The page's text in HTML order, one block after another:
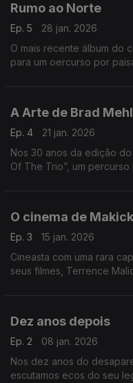
Rumo ao Norte
Ep. 5
28 jan. 2026
O mais recente álbum do
para um oercurso por
A Arte de Brad
Ep. 4
21 jan. 2026
Nos 30 anos da edição
Of The Trio”, um
O cinema de Makick
Ep. 3
15 jan. 2026
Cineasta com uma rara
seus filmes, Terrence
Dez anos depois
Ep. 2
08 jan. 2026
Nos dez anos do
escutamos ecos do seu